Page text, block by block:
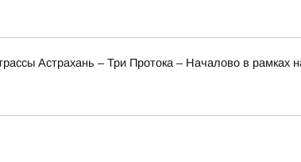
Астрахань – Три Протока – Началово в рамках